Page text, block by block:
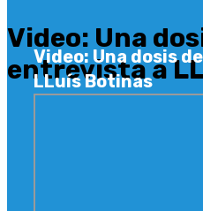
Video: Una
entrevista a
Video: Una dosis
LLuís Botinas